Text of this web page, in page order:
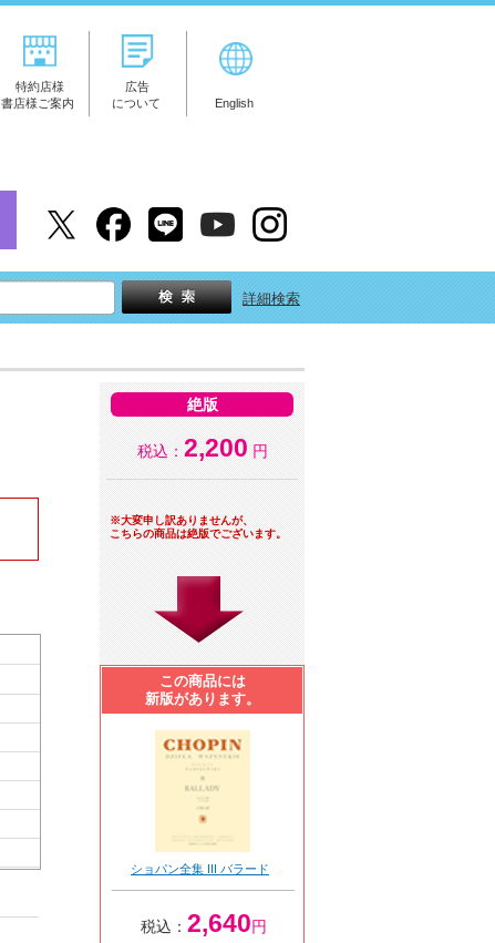
特約店様
書店様ご案内
広告
について
English
詳細検索
絶版
税込： 2,200 円
※大変申し訳ありませんが、
こちらの商品は絶版でございます。
この商品には
新版があります。
ショパン全集 III バラード
税込： 2,640円